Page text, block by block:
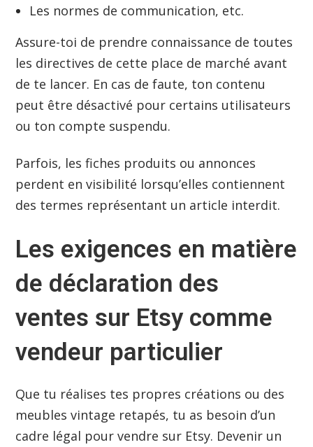
Les normes de communication, etc.
Assure-toi de prendre connaissance de toutes
les directives de cette place de marché avant
de te lancer. En cas de faute, ton contenu
peut être désactivé pour certains utilisateurs
ou ton compte suspendu.
Parfois, les fiches produits ou annonces
perdent en visibilité lorsqu’elles contiennent
des termes représentant un article interdit.
Les exigences en matière
de déclaration des
ventes sur Etsy comme
vendeur particulier
Que tu réalises tes propres créations ou des
meubles vintage retapés, tu as besoin d’un
cadre légal pour vendre sur Etsy. Devenir un